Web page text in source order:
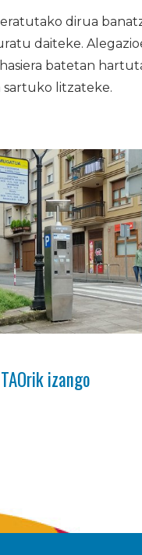
dirua
daiteke.
batetan
sartuko litzateke.
izango